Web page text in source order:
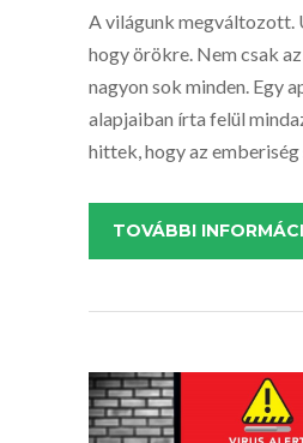
A világunk megváltozott.
hogy örökre. Nem csak az
nagyon sok minden. Egy
alapjaiban írta felül
hittek, hogy az
TOVÁBBI